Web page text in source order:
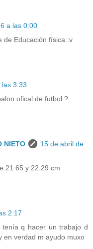
a las 0:00
de Educación física.:v
3:33
ofical de futbol ?
NIETO
15 de abril de
21.65 y 22.29 cm
2:17
q hacer un trabajo d
en verdad m ayudo muxo